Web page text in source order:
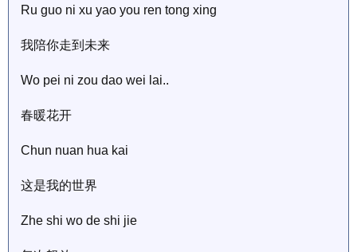
Ru guo ni xu yao you ren tong xing
我陪你走到未来
Wo pei ni zou dao wei lai..
春暖花开
Chun nuan hua kai
这是我的世界
Zhe shi wo de shi jie